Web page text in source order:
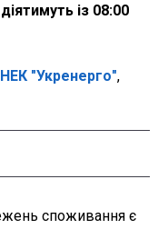
із 08:00
НЕК "Укренерго",
споживання є